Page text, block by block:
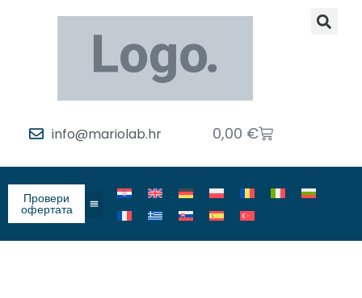
info@mariolab.hr 0,00 €
Провери
офертата